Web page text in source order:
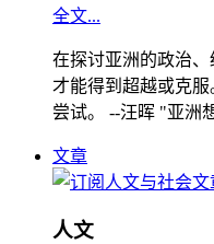
全文...
在探讨亚洲的政治
才能得到超越或克
尝试。 --汪晖 "亚洲
文章
人文